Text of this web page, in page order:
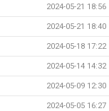
2024-05-21 18:56
2024-05-21 18:40
2024-05-18 17:22
2024-05-14 14:32
2024-05-09 12:30
2024-05-05 16:27